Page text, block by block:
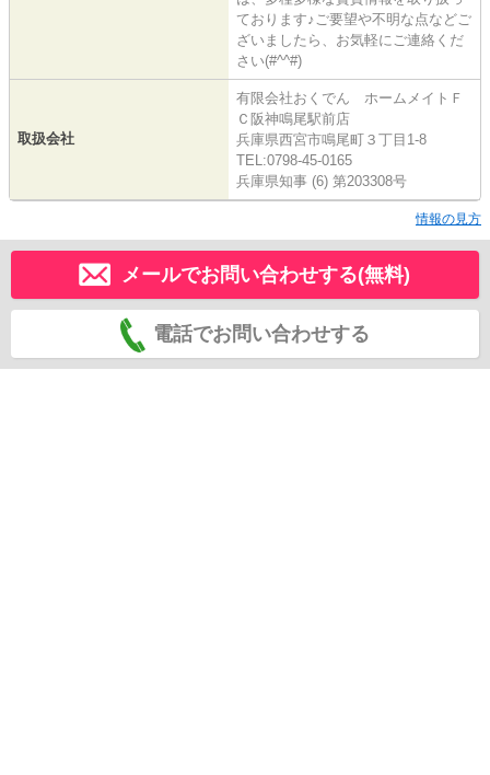
ております♪ご要望や不明な点などご
ざいましたら、お気軽にご連絡くだ
さい(#^^#)
取扱会社
有限会社おくでん ホームメイトＦ
Ｃ阪神鳴尾駅前店
兵庫県西宮市鳴尾町３丁目1-8
TEL:0798-45-0165
兵庫県知事 (6) 第203308号
情報の見方
メールでお問い合わせする(無料)
電話でお問い合わせする